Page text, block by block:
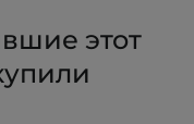
этот